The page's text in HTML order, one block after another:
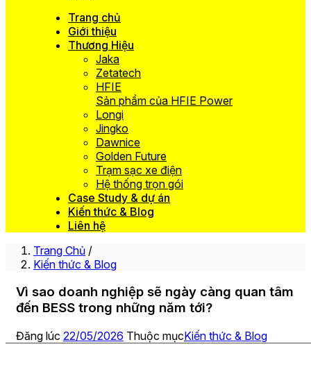
Trang chủ
Giới thiệu
Thương Hiệu
Jaka
Zetatech
HFIE
Sản phẩm của HFIE Power
Longi
Jingko
Dawnice
Golden Future
Trạm sạc xe điện
Hệ thống trọn gói
Case Study & dự án
Kiến thức & Blog
Liên hệ
Trang Chủ /
Kiến thức & Blog
Vì sao doanh nghiệp sẽ ngày càng quan tâm
đến BESS trong những năm tới?
Đăng lúc 22/05/2026 Thuộc mụcKiến thức & Blog